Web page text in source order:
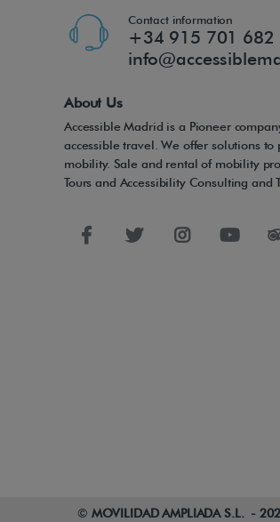
Contact information
+34 915 701 682
About Us
Accessible Madrid is a Pioneer
accessible travel. We offer solutions
mobility. Sale and rental of mobility
Tours and Accessibility Consulting and
© MOVILIDAD AMPLIADA S.L. -